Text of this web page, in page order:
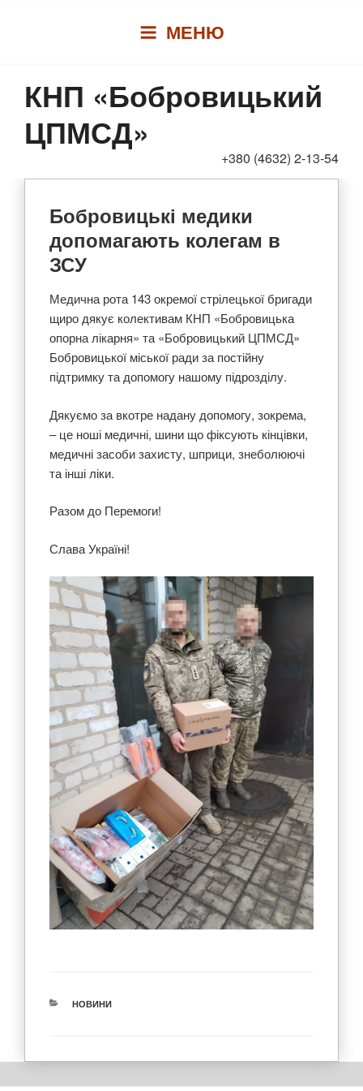
МЕНЮ
КНП «Бобровицький
ЦПМСД»
+380 (4632) 2-13-54
Бобровицькі медики
допомагають колегам в
ЗСУ
Медична рота 143 окремої стрілецької бригади
щиро дякує колективам КНП «Бобровицька
опорна лікарня» та «Бобровицький ЦПМСД»
Бобровицької міської ради за постійну
підтримку та допомогу нашому підрозділу.
Дякуємо за вкотре надану допомогу, зокрема,
– це ноші медичні, шини що фіксують кінцівки,
медичні засоби захисту, шприци, знеболюючі
та інші ліки.
Разом до Перемоги!
Слава Україні!
КАТЕГОРІЇ
НОВИНИ